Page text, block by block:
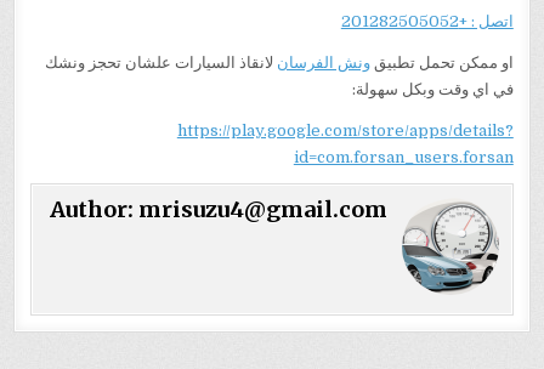
اتصل : +201282505052
او ممكن تحمل تطبيقونش الفرسان لانقاذ السيارات علشان تحجز ونشك
في اي وقت وبكل سهولة:
https://play.google.com/store/apps/details?
id=com.forsan_users.forsan
Author: mrisuzu4@gmail.com